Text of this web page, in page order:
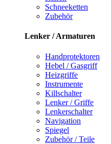
Schneeketten
Zubehör
Lenker / Armaturen
Handprotektoren
Hebel / Gasgriff
Heizgriffe
Instrumente
Killschalter
Lenker / Griffe
Lenkerschalter
Navigation
Spiegel
Zubehör / Teile